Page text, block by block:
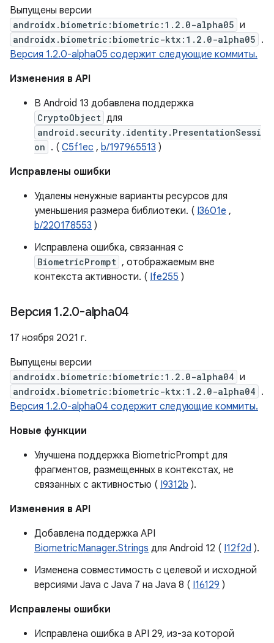
Выпущены версии
androidx.biometric:biometric:1.2.0-alpha05 и
androidx.biometric:biometric-ktx:1.2.0-alpha05 .
Версия 1.2.0-alpha05 содержит следующие коммиты.
Изменения в API
В Android 13 добавлена ​​поддержка
CryptoObject для
android.security.identity.PresentationSessi
on . ( C5f1ec , b/197965513 )
Исправлены ошибки
Удалены ненужные варианты ресурсов для
уменьшения размера библиотеки. ( I3601e ,
b/220178553 )
Исправлена ​​ошибка, связанная с
BiometricPrompt , отображаемым вне
контекста активности. ( Ife255 )
Версия 1.2.0-alpha04
17 ноября 2021 г.
Выпущены версии
androidx.biometric:biometric:1.2.0-alpha04 и
androidx.biometric:biometric-ktx:1.2.0-alpha04 .
Версия 1.2.0-alpha04 содержит следующие коммиты.
Новые функции
Улучшена поддержка BiometricPrompt для
фрагментов, размещенных в контекстах, не
связанных с активностью ( I9312b ).
Изменения в API
Добавлена ​​поддержка API
BiometricManager.Strings для Android 12 ( I12f2d ).
Изменена совместимость с целевой и исходной
версиями Java с Java 7 на Java 8 ( I16129 )
Исправлены ошибки
Исправлена ​​ошибка в API 29, из-за которой